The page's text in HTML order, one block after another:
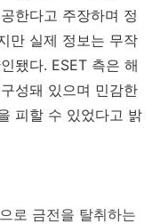
한다고 주장하며 정
만 실제 정보는 무작
됐다. ESET 측은 해
성돼 있으며 민감한
피할 수 있었다고 밝
로 금전을 탈취하는